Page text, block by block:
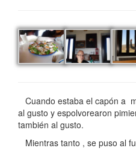
Cuando estaba el capón a
al gusto y espolvorearon
también al gusto.
Mientras tanto , se puso al